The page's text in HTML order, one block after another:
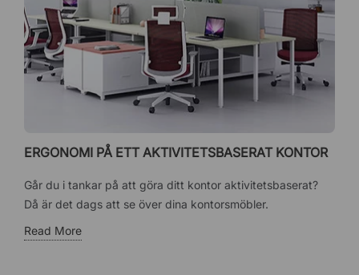
ERGONOMI PÅ ETT AKTIVITETSBASERAT KONTOR
Går du i tankar på att göra ditt kontor aktivitetsbaserat?
Då är det dags att se över dina kontorsmöbler.
Read More